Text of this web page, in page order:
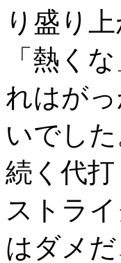
り盛り
「熱く
れはが
いでした
続く代
ストラ
はダメ